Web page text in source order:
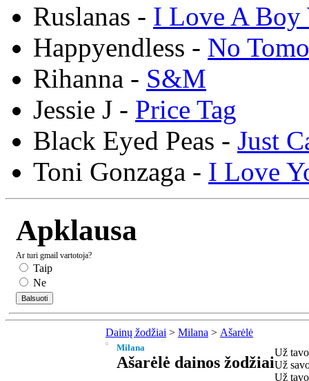
Ruslanas - I Love A Boy
Happyendless - No
Rihanna - S&M
Jessie J - Price Tag
Black Eyed Peas - Just
Toni Gonzaga - I Love
Apklausa
Ar turi gmail vartotoja?
Taip
Ne
Dainų žodžiai > Milana > Ašarėlė
Milana
Ašarėlė dainos žodžiai
Už
Už
Už